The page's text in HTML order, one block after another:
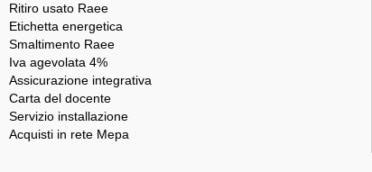
Ritiro usato Raee
Etichetta energetica
Smaltimento Raee
Iva agevolata 4%
Assicurazione integrativa
Carta del docente
Servizio installazione
Acquisti in rete Mepa